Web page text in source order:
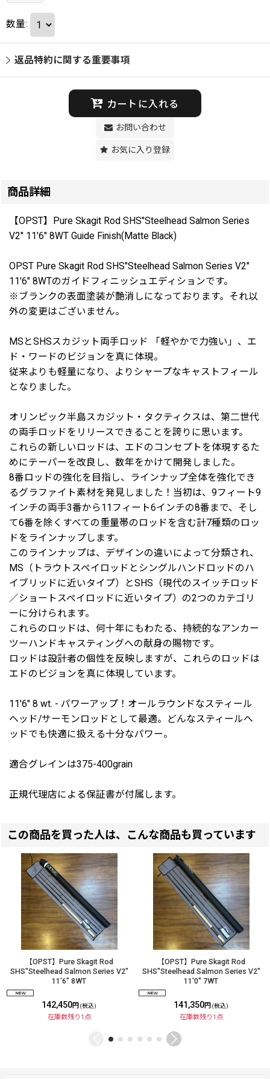
数量:
返品特約に関する重要事項
カートに入れる
お問い合わせ
お気に入り登録
商品詳細
【OPST】Pure Skagit Rod SHS"Steelhead Salmon Series
V2" 11'6" 8WT Guide Finish(Matte Black)
OPST Pure Skagit Rod SHS"Steelhead Salmon Series V2"
11'6" 8WTのガイドフィニッシュエディションです。
※ブランクの表面塗装が艶消しになっております。それ以
外の変更はございません。
MSとSHSスカジット両手ロッド 「軽やかで力強い」、エ
ド・ワードのビジョンを真に体現。
従来よりも軽量になり、よりシャープなキャストフィール
となりました。
オリンピック半島スカジット・タクティクスは、第二世代
の両手ロッドをリリースできることを誇りに思います。
これらの新しいロッドは、エドのコンセプトを体現するた
めにテーパーを改良し、数年をかけて開発しました。
8番ロッドの強化を目指し、ラインナップ全体を強化でき
るグラファイト素材を発見しました！当初は、9フィート9
インチの両手3番から11フィート6インチの8番まで、そし
て6番を除くすべての重量帯のロッドを含む計7種類のロッ
ドをラインナップします。
このラインナップは、デザインの違いによって分類され、
MS（トラウトスペイロッドとシングルハンドロッドのハ
イブリッドに近いタイプ）とSHS（現代のスイッチロッド
／ショートスペイロッドに近いタイプ）の2つのカテゴリ
ーに分けられます。
これらのロッドは、何十年にもわたる、持続的なアンカー
ツーハンドキャスティングへの献身の賜物です。
ロッドは設計者の個性を反映しますが、これらのロッドは
エドのビジョンを真に体現しています。
11'6" 8 wt. - パワーアップ！オールラウンドなスティール
ヘッド/サーモンロッドとして最適。どんなスティールヘ
ッドでも快適に扱える十分なパワー。
適合グレインは375-400grain
正規代理店による保証書が付属します。
この商品を買った人は、こんな商品も買っています
【OPST】Pure Skagit Rod
SHS"Steelhead Salmon Series V2"
11'6" 8WT
142,450円 (税込)
在庫数残り1点
【OPST】Pure Skagit Rod
SHS"Steelhead Salmon Series V2"
11'0" 7WT
141,350円 (税込)
在庫数残り1点